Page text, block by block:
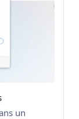
un